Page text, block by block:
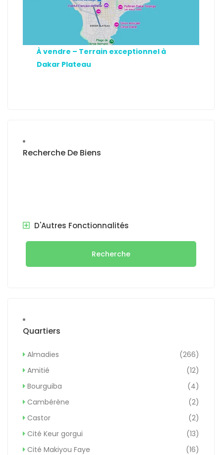
À vendre – Terrain exceptionnel à
Dakar Plateau
Recherche De Biens
D'Autres Fonctionnalités
Recherche
Quartiers
Almadies
(266)
Amitié
(12)
Bourguiba
(4)
Cambérène
(2)
Castor
(2)
Cité Keur gorgui
(13)
Cité Makiyou Faye
(16)